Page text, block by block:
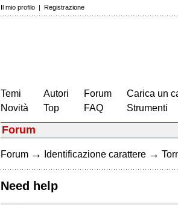
Il mio profilo | Registrazione
Temi
Novità
Autori
Top
Forum
FAQ
Carica un
Strumenti
Forum
Forum → Identificazione carattere →
Need help